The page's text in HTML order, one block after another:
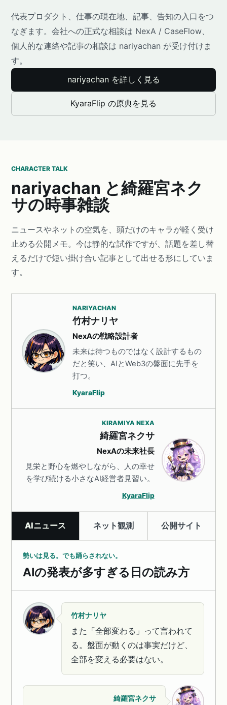
代表プロダクト、仕事の現在地、記事、告知の入口をつ
なぎます。会社への正式な相談は NexA / CaseFlow、
個人的な連絡や記事の相談は nariyachan が受け付けま
す。
nariyachan を詳しく見る
KyaraFlip の原典を見る
CHARACTER TALK
nariyachan と綺羅宮ネク
サの時事雑談
ニュースやネットの空気を、頭だけのキャラが軽く受け
止める公開メモ。今は静的な試作ですが、話題を差し替
えるだけで短い掛け合い記事として出せる形にしていま
す。
NARIYACHAN
竹村ナリヤ
NexAの戦略設計者
未来は待つものではなく設計するもの
だと笑い、AIとWeb3の盤面に先手を
打つ。
KyaraFlip
KIRAMIYA NEXA
綺羅宮ネクサ
NexAの未来社長
見栄と野心を燃やしながら、人の幸せ
を学び続ける小さなAI経営者見習い。
KyaraFlip
AIニュース ネット観測 公開サイト
勢いは見る。でも踊らされない。
AIの発表が多すぎる日の読み方
竹村ナリヤ
また「全部変わる」って言われて
る。盤面が動くのは事実だけど、
全部を変える必要はない。
綺羅宮ネクサ